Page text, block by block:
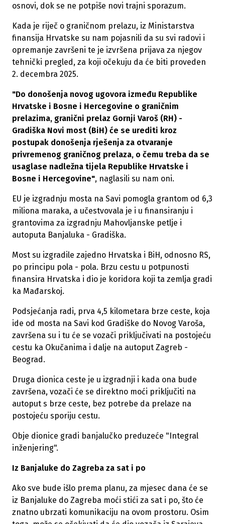
osnovi, dok se ne potpiše novi trajni sporazum.
Kada je riječ o graničnom prelazu, iz Ministarstva
finansija Hrvatske su nam pojasnili da su svi radovi i
opremanje završeni te je izvršena prijava za njegov
tehnički pregled, za koji očekuju da će biti proveden
2. decembra 2025.
"Do donošenja novog ugovora između Republike
Hrvatske i Bosne i Hercegovine o graničnim
prelazima, granični prelaz Gornji Varoš (RH) -
Gradiška Novi most (BiH) će se urediti kroz
postupak donošenja rješenja za otvaranje
privremenog graničnog prelaza, o čemu treba da se
usaglase nadležna tijela Republike Hrvatske i
Bosne i Hercegovine", naglasili su nam oni.
EU je izgradnju mosta na Savi pomogla grantom od 6,3
miliona maraka, a učestvovala je i u finansiranju i
grantovima za izgradnju Mahovljanske petlje i
autoputa Banjaluka - Gradiška.
Most su izgradile zajedno Hrvatska i BiH, odnosno RS,
po principu pola - pola. Brzu cestu u potpunosti
finansira Hrvatska i dio je koridora koji ta zemlja gradi
ka Mađarskoj.
Podsjećanja radi, prva 4,5 kilometara brze ceste, koja
ide od mosta na Savi kod Gradiške do Novog Varoša,
završena su i tu će se vozači priključivati na postojeću
cestu ka Okučanima i dalje na autoput Zagreb -
Beograd.
Druga dionica ceste je u izgradnji i kada ona bude
završena, vozači će se direktno moći priključiti na
autoput s brze ceste, bez potrebe da prelaze na
postojeću sporiju cestu.
Obje dionice gradi banjalučko preduzeće "Integral
inženjering".
Iz Banjaluke do Zagreba za sat i po
Ako sve bude išlo prema planu, za mjesec dana će se
iz Banjaluke do Zagreba moći stići za sat i po, što će
znatno ubrzati komunikaciju na ovom prostoru. Osim